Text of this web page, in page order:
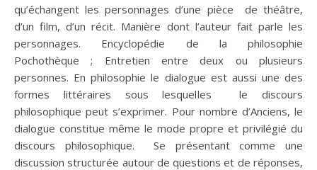
qu’échangent les personnages d’une pièce de théâtre,
d’un film, d’un récit. Manière dont l’auteur fait parle les
personnages. Encyclopédie de la philosophie
Pochothèque ; Entretien entre deux ou plusieurs
personnes. En philosophie le dialogue est aussi une des
formes littéraires sous lesquelles le discours
philosophique peut s’exprimer. Pour nombre d’Anciens, le
dialogue constitue même le mode propre et privilégié du
discours philosophique. Se présentant comme une
discussion structurée autour de questions et de réponses,